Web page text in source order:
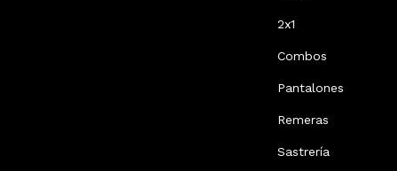
2x1
Combos
Pantalones
Remeras
Sastrería